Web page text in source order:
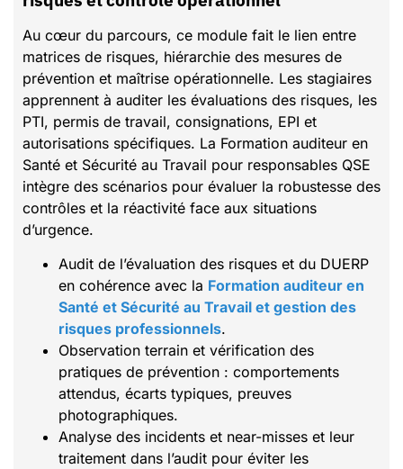
Au cœur du parcours, ce module fait le lien entre
matrices de risques, hiérarchie des mesures de
prévention et maîtrise opérationnelle. Les stagiaires
apprennent à auditer les évaluations des risques, les
PTI, permis de travail, consignations, EPI et
autorisations spécifiques. La Formation auditeur en
Santé et Sécurité au Travail pour responsables QSE
intègre des scénarios pour évaluer la robustesse des
contrôles et la réactivité face aux situations
d’urgence.
Audit de l’évaluation des risques et du DUERP
en cohérence avec la Formation auditeur en
Santé et Sécurité au Travail et gestion des
risques professionnels.
Observation terrain et vérification des
pratiques de prévention : comportements
attendus, écarts typiques, preuves
photographiques.
Analyse des incidents et near-misses et leur
traitement dans l’audit pour éviter les